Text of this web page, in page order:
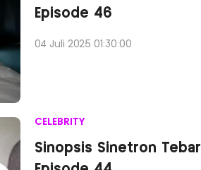
Episode 46
04 Juli 2025 01:30:00
CELEBRITY
Sinopsis Sinetron